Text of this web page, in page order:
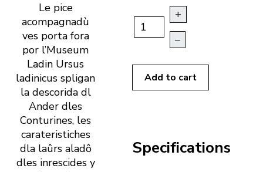
Le pice
acompagnadù
ves porta fora
por l’Museum
Ladin Ursus
ladinicus spligan
la descorida dl
Ander dles
Conturines, les
carateristiches
dla laûrs aladô
dles inrescides y
+
–
Add to cart
Specifications